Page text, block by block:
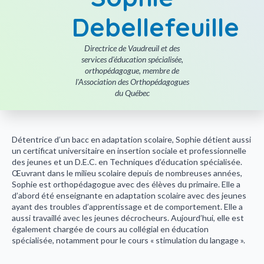
Rééducation cognitive par la musique
Préparation aux examens (TECFEE, EUF)
Tutorat en anglais
Tutorat au primaire
Tutorat au secondaire
Zoothérapie et intervention psychosociale
Carrière
Debellefeuille
Directrice de Vaudreuil et des
services d'éducation spécialisée,
orthopédagogue, membre de
l'Association des Orthopédagogues
du Québec
Détentrice d’un bacc en adaptation scolaire, Sophie détient aussi
un certificat universitaire en insertion sociale et professionnelle
des jeunes et un D.E.C. en Techniques d’éducation spécialisée.
Œuvrant dans le milieu scolaire depuis de nombreuses années,
Sophie est orthopédagogue avec des élèves du primaire. Elle a
d’abord été enseignante en adaptation scolaire avec des jeunes
ayant des troubles d’apprentissage et de comportement. Elle a
aussi travaillé avec les jeunes décrocheurs. Aujourd’hui, elle est
également chargée de cours au collégial en éducation
spécialisée, notamment pour le cours « stimulation du langage ».